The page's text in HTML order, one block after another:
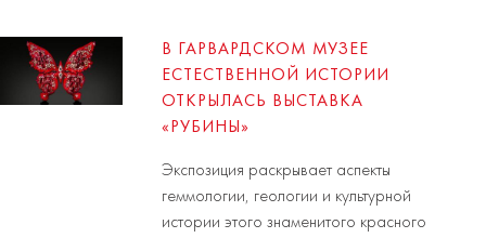
В ГАРВАРДСКОМ МУЗЕЕ
ЕСТЕСТВЕННОЙ ИСТОРИИ
ОТКРЫЛАСЬ ВЫСТАВКА
«РУБИНЫ»
Экспозиция раскрывает аспекты
геммологии, геологии и культурной
истории этого знаменитого красного